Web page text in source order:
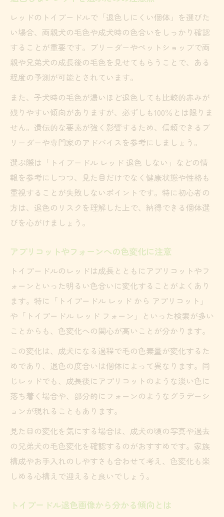
レッドのトイプードルで「退色しにくい個体」を選びた
い場合、両親犬の毛色や成犬時の色合いをしっかり確認
することが重要です。ブリーダーやペットショップで両
親や兄弟犬の成長後の毛色を見せてもらうことで、ある
程度の予測が可能とされています。
また、子犬時の毛色が濃いほど退色しても比較的赤みが
残りやすい傾向がありますが、必ずしも100％とは限りま
せん。遺伝的な要素が強く影響するため、信頼できるブ
リーダーや専門家のアドバイスを参考にしましょう。
選ぶ際は「トイプードル レッド 退色 しない」などの情
報を参考にしつつ、見た目だけでなく健康状態や性格も
重視することが失敗しないポイントです。特に初心者の
方は、退色のリスクを理解した上で、納得できる個体選
びを心がけましょう。
アプリコットやフォーンへの色変化に注意
トイプードルのレッドは成長とともにアプリコットやフ
ォーンといった明るい色合いに変化することがよくあり
ます。特に「トイプードル レッド から アプリコット」
や「トイプードル レッド フォーン」といった検索が多い
ことからも、色変化への関心が高いことが分かります。
この変化は、成犬になる過程で毛の色素量が変化するた
めであり、退色の度合いは個体によって異なります。同
じレッドでも、成長後にアプリコットのような淡い色に
落ち着く場合や、部分的にフォーンのようなグラデーシ
ョンが現れることもあります。
見た目の変化を気にする場合は、成犬の頃の写真や過去
の兄弟犬の毛色変化を確認するのがおすすめです。家族
構成やお手入れのしやすさも合わせて考え、色変化も楽
しめる心構えで迎えると良いでしょう。
トイプードル退色画像から分かる傾向とは